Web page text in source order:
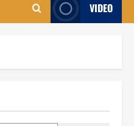
VIDEO